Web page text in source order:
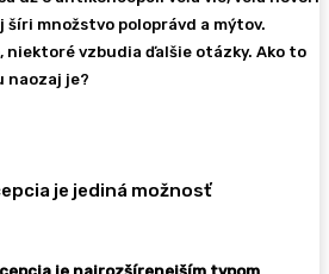
šíri množstvo poloprávd a mýtov.
vzbudia ďalšie otázky. Ako to
naozaj je?
je jediná možnosť